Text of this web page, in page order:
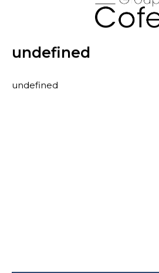
% en masse du déchet collecté
- « produit ou emballage entièrement recyclable
produite par les processus de recyclage mis en
% en masse du déchet collecté
rubrique les primes et pénalités déclarées à
organismes français) lors de la déclaration
undefined
undefined